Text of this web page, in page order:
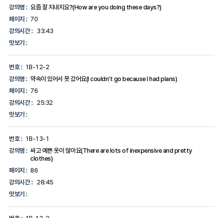
강의명 : 요즘 잘 지내지요?(How are you doing these days?)
페이지 : 70
강의시간 :
33:43
맛보기 :
번호 : 1B-12-2
강의명 : 약속이 있어서 못 갔어요(I couldn’t go because I had plans)
페이지 : 76
강의시간 :
25:32
맛보기 :
번호 : 1B-13-1
강의명 : 싸고 예쁜 옷이 많아요(There are lots of inexpensive and pretty
clothes)
페이지 : 86
강의시간 :
28:45
맛보기 :